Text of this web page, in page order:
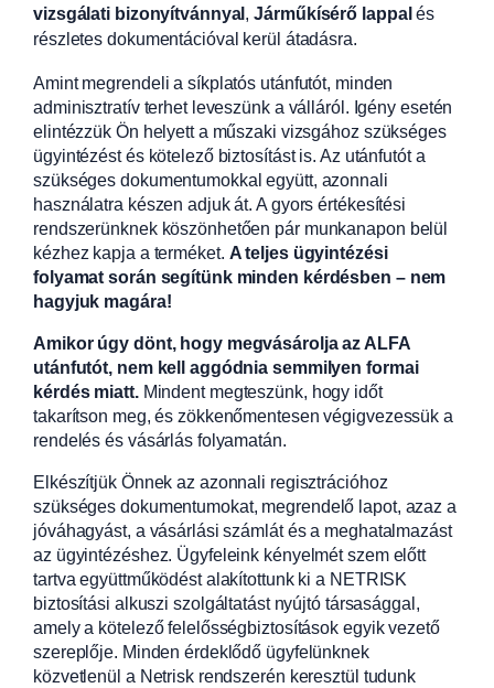
vizsgálati bizonyítvánnyal ,Járműkísérő lappal és
részletes dokumentációval kerül átadásra.
Amint megrendeli a síkplatós utánfutót, minden
adminisztratív terhet leveszünk a válláról. Igény esetén
elintézzük Ön helyett a műszaki vizsgához szükséges
ügyintézést és kötelező biztosítást is. Az utánfutót a
szükséges dokumentumokkal együtt, azonnali
használatra készen adjuk át. A gyors értékesítési
rendszerünknek köszönhetően pár munkanapon belül
kézhez kapja a terméket. A teljes ügyintézési
folyamat során segítünk minden kérdésben – nem
hagyjuk magára!
Amikor úgy dönt, hogy megvásárolja az ALFA
utánfutót, nem kell aggódnia semmilyen formai
kérdés miatt. Mindent megteszünk, hogy időt
takarítson meg, és zökkenőmentesen végigvezessük a
rendelés és vásárlás folyamatán.
Elkészítjük Önnek az azonnali regisztrációhoz
szükséges dokumentumokat, megrendelő lapot, azaz a
jóváhagyást, a vásárlási számlát és a meghatalmazást
az ügyintézéshez. Ügyfeleink kényelmét szem előtt
tartva együttműködést alakítottunk ki a NETRISK
biztosítási alkuszi szolgáltatást nyújtó társasággal,
amely a kötelező felelősségbiztosítások egyik vezető
szereplője. Minden érdeklődő ügyfelünknek
közvetlenül a Netrisk rendszerén keresztül tudunk